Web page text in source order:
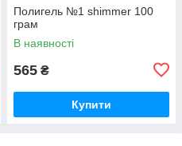
Полигель №1 shimmer 100
грам
В наявності
565 ₴
Купити